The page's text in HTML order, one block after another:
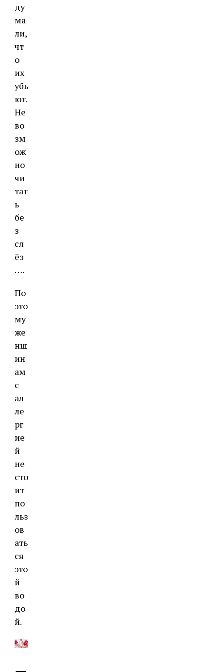
ду
ма
ли,
чт
о
их
убь
ют.
Не
во
зм
ож
но
чи
тат
ь
бе
з
сл
ёз
….
По
это
му
же
нщ
ин
ам
с
ал
ле
рг
ие
й
не
сто
ит
по
льз
ов
ать
ся
это
й
во
до
й.